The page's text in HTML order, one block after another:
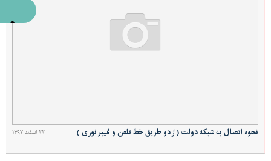
۲۲ اسفند ۱۳۹۷ نحوه اتصال به شبکه دولت (از دو طریق خط تلفن و فیبر نوری )